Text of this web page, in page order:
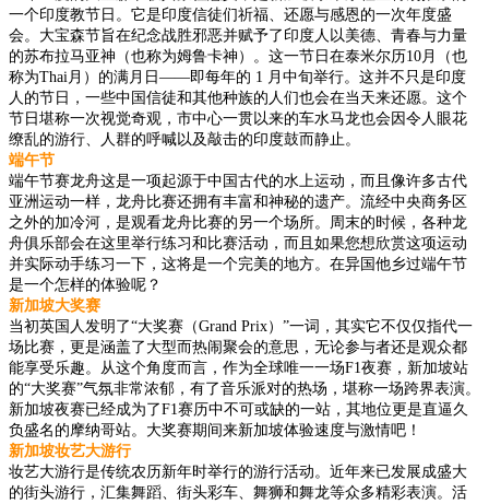
一个印度教节日。它是印度信徒们祈福、还愿与感恩的一次年度盛
会。大宝森节旨在纪念战胜邪恶并赋予了印度人以美德、青春与力量
的苏布拉马亚神（也称为姆鲁卡神）。这一节日在泰米尔历10月（也
称为Thai月）的满月日——即每年的 1 月中旬举行。这并不只是印度
人的节日，一些中国信徒和其他种族的人们也会在当天来还愿。这个
节日堪称一次视觉奇观，市中心一贯以来的车水马龙也会因令人眼花
缭乱的游行、人群的呼喊以及敲击的印度鼓而静止。
端午节
端午节赛龙舟这是一项起源于中国古代的水上运动，而且像许多古代
亚洲运动一样，龙舟比赛还拥有丰富和神秘的遗产。流经中央商务区
之外的加冷河，是观看龙舟比赛的另一个场所。周末的时候，各种龙
舟俱乐部会在这里举行练习和比赛活动，而且如果您想欣赏这项运动
并实际动手练习一下，这将是一个完美的地方。在异国他乡过端午节
是一个怎样的体验呢？
新加坡大奖赛
当初英国人发明了“大奖赛（Grand Prix）”一词，其实它不仅仅指代一
场比赛，更是涵盖了大型而热闹聚会的意思，无论参与者还是观众都
能享受乐趣。从这个角度而言，作为全球唯一一场F1夜赛，新加坡站
的“大奖赛”气氛非常浓郁，有了音乐派对的热场，堪称一场跨界表演。
新加坡夜赛已经成为了F1赛历中不可或缺的一站，其地位更是直逼久
负盛名的摩纳哥站。大奖赛期间来新加坡体验速度与激情吧！
新加坡妆艺大游行
妆艺大游行是传统农历新年时举行的游行活动。近年来已发展成盛大
的街头游行，汇集舞蹈、街头彩车、舞狮和舞龙等众多精彩表演。活